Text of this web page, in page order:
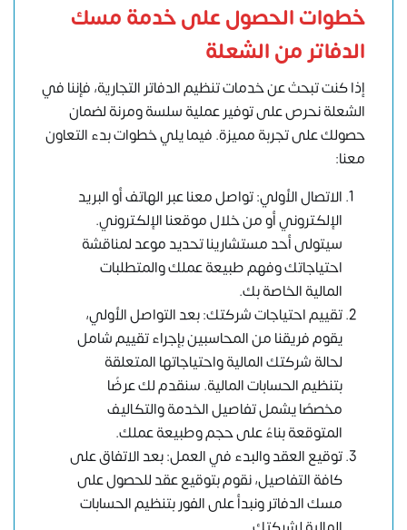
خطوات الحصول على خدمة مسك
الدفاتر من الشعلة
إذا كنت تبحث عن خدمات تنظيم الدفاتر التجارية، فإننا في
الشعلة نحرص على توفير عملية سلسة ومرنة لضمان
حصولك على تجربة مميزة. فيما يلي خطوات بدء التعاون
معنا:
الاتصال الأولي: تواصل معنا عبر الهاتف أو البريد
الإلكتروني أو من خلال موقعنا الإلكتروني.
سيتولى أحد مستشارينا تحديد موعد لمناقشة
احتياجاتك وفهم طبيعة عملك والمتطلبات
المالية الخاصة بك.
تقييم احتياجات شركتك: بعد التواصل الأولي،
يقوم فريقنا من المحاسبين بإجراء تقييم شامل
لحالة شركتك المالية واحتياجاتها المتعلقة
بتنظيم الحسابات المالية. سنقدم لك عرضًا
مخصصًا يشمل تفاصيل الخدمة والتكاليف
المتوقعة بناءً على حجم وطبيعة عملك.
توقيع العقد والبدء في العمل: بعد الاتفاق على
كافة التفاصيل، نقوم بتوقيع عقد للحصول على
مسك الدفاتر ونبدأ على الفور بتنظيم الحسابات